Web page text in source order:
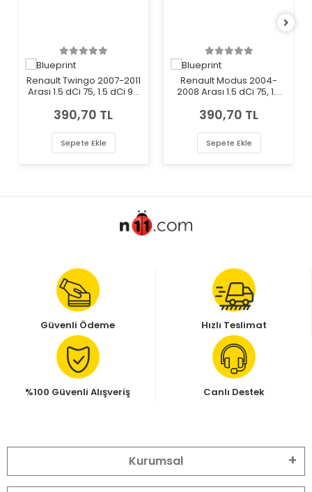
Renault Twingo 2007-2011
Arası 1.5 dCi 75, 1.5 dCi 90
Filtresi
390,70 TL
Sepete Ekle
Renault Modus 2004-
2008 Arası 1.5 dCi 75, 1.5
Polen Filtresi
390,70 TL
Sepete Ekle
Güvenli Ödeme Hızlı Teslimat
%100 Güvenli Alışveriş Canlı Destek
Kurumsal